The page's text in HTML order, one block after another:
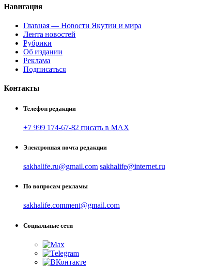
Навигация
Главная — Новости Якутии и мира
Лента новостей
Рубрики
Об издании
Реклама
Подписаться
Контакты
Телефон редакции
+7 999 174-67-82 писать в MAX
Электронная почта редакции
sakhalife.ru@gmail.com sakhalife@internet.ru
По вопросам рекламы
sakhalife.comment@gmail.com
Социальные сети